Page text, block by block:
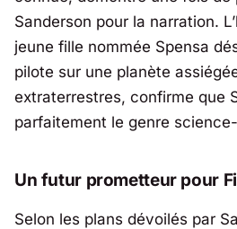
Sanderson pour la narration.
jeune fille nommée Spensa
pilote sur une planète
extraterrestres, confirme que
parfaitement le genre
Un futur prometteur pour
Selon les plans dévoilés par